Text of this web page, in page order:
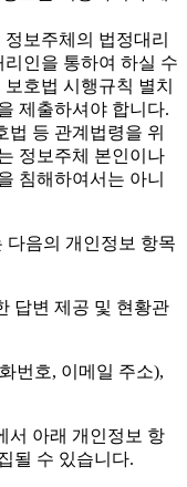
보주체의 법정대리
인을 통하여 하실 수
호법 시행규칙 별치
제출하셔야 합니다.
법 등 관계법령을 위
정보주체 본인이나
침해하여서는 아니
다음의 개인정보 항목
답변 제공 및 현황관
번호, 이메일 주소),
서 아래 개인정보 항
될 수 있습니다.